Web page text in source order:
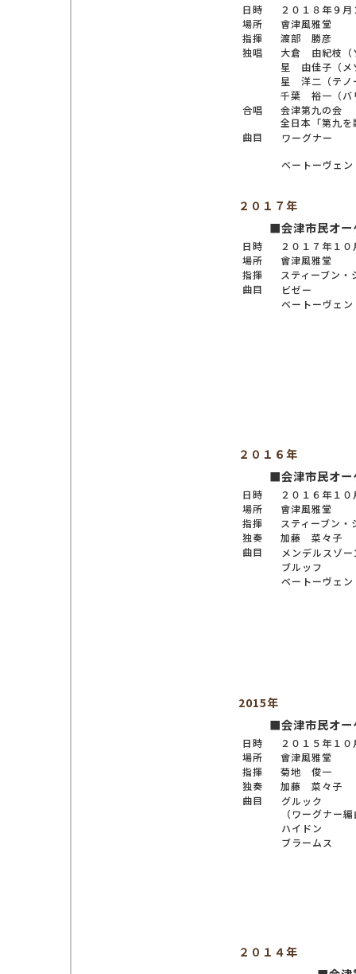
日時
２０１８年９
場所
會津風雅堂
指揮
渡部 勝彦
独唱
大倉 由紀枝（
星 由佳子（メ
星 洋二（テノ
千葉 裕一（バ
合唱
会津第九の会
全日本「第九
曲目
ワーグナー
ベートーヴェン
２０１７年
■会津市民オー
日時
２０１７年１
場所
會津風雅堂
指揮
スティーブン・
曲目
ビゼー
ベートーヴェン
２０１６年
■会津市民オー
日時
２０１６年１
場所
會津風雅堂
指揮
スティーブン・
独奏
加藤 菜々子
曲目
メンデルスゾー
ブルッフ
ベートーヴェン
2015年
■会津市民オー
日時
２０１５年１
場所
會津風雅堂
指揮
菊地 俊一
独奏
加藤 菜々子
曲目
グルック
（ワーグナー
ハイドン
ブラームス
２０１４年